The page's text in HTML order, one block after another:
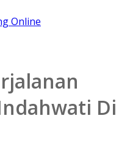
Online
Di